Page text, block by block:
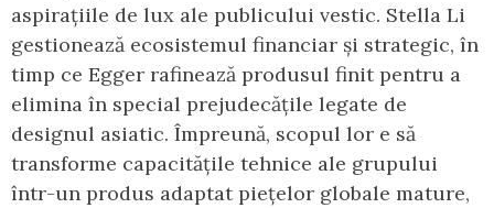
aspirațiile de lux ale publicului vestic. Stella Li
gestionează ecosistemul financiar și strategic, în
timp ce Egger rafinează produsul finit pentru a
elimina în special prejudecățile legate de
designul asiatic. Împreună, scopul lor e să
transforme capacitățile tehnice ale grupului
într-un produs adaptat piețelor globale mature,